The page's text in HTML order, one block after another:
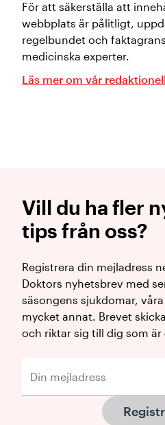
För att säkerställa att
webbplats är pålitligt,
regelbundet och
medicinska experter.
Läs mer om vår
Vill du ha fler
tips från oss?
Registrera din mejladress
Doktors nyhetsbrev med
säsongens sjukdomar,
mycket annat. Brevet
och riktar sig till dig som är